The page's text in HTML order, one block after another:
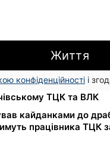
Життя
конфіденційності і
500 виїхали
ТЦК та ВЛК
кайданками до
працівника ТЦК